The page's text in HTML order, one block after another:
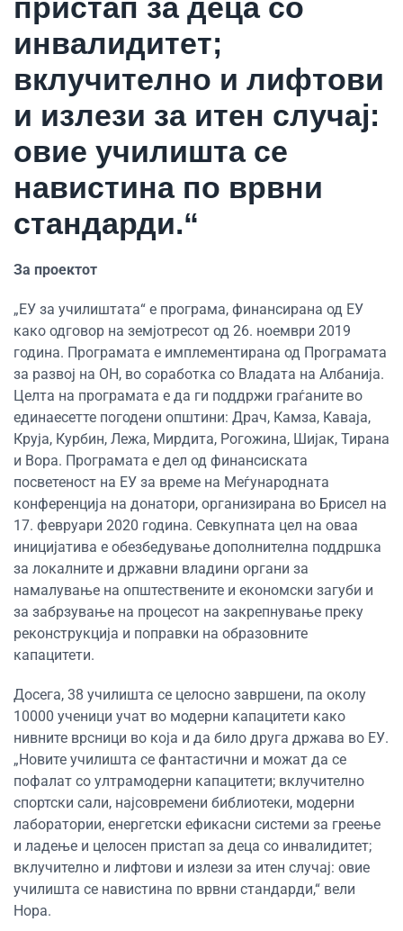
пристап за деца со
инвалидитет;
вклучително и лифтови
и излези за итен случај:
овие училишта се
навистина по врвни
стандарди.“
За проектот
„ЕУ за училиштата“ е програма, финансирана од ЕУ
како одговор на земјотресот од 26. ноември 2019
година. Програмата е имплементирана од Програмата
за развој на ОН, во соработка со Владата на Албанија.
Целта на програмата е да ги поддржи граѓаните во
единаесетте погодени општини: Драч, Камза, Каваја,
Круја, Курбин, Лежа, Мирдита, Рогожина, Шијак, Тирана
и Вора. Програмата е дел од финансиската
посветеност на ЕУ за време на Меѓународната
конференција на донатори, организирана во Брисел на
17. февруари 2020 година. Севкупната цел на оваа
иницијатива е обезбедување дополнителна поддршка
за локалните и државни владини органи за
намалување на општествените и економски загуби и
за забрзување на процесот на закрепнување преку
реконструкција и поправки на образовните
капацитети.
Досега, 38 училишта се целосно завршени, па околу
10000 ученици учат во модерни капацитети како
нивните врсници во која и да било друга држава во ЕУ.
„Новите училишта се фантастични и можат да се
пофалат со ултрамодерни капацитети; вклучително
спортски сали, најсовремени библиотеки, модерни
лаборатории, енергетски ефикасни системи за греење
и ладење и целосен пристап за деца со инвалидитет;
вклучително и лифтови и излези за итен случај: овие
училишта се навистина по врвни стандарди,“ вели
Нора.